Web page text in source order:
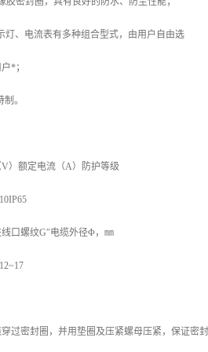
灯、电流表有多种组合型式，由用户自由选
*；
。
）额定电流（A）防护等级
口螺纹G″电缆外径Φ，㎜
过密封圈，并用垫圈及压紧螺母压紧，保证密封